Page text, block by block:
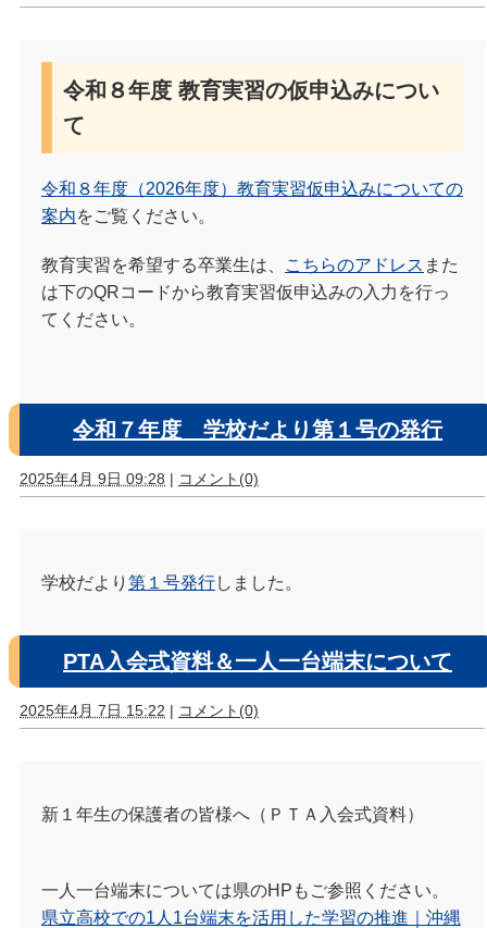
令和８年度 教育実習の仮申込みについ
て
令和８年度（2026年度）教育実習仮申込みについての
案内をご覧ください。
教育実習を希望する卒業生は、 こちらのアドレス また
は下のQRコードから教育実習仮申込みの入力を行っ
てください。
令和７年度 学校だより第１号の発行
2025年4月 9日 09:28 | コメント(0)
学校だより 第１号発行しました。
PTA入会式資料＆一人一台端末について
2025年4月 7日 15:22 | コメント(0)
新１年生の保護者の皆様へ（ＰＴＡ入会式資料）
一人一台端末については県のHPもご参照ください。
県立高校での1人1台端末を活用した学習の推進｜沖縄